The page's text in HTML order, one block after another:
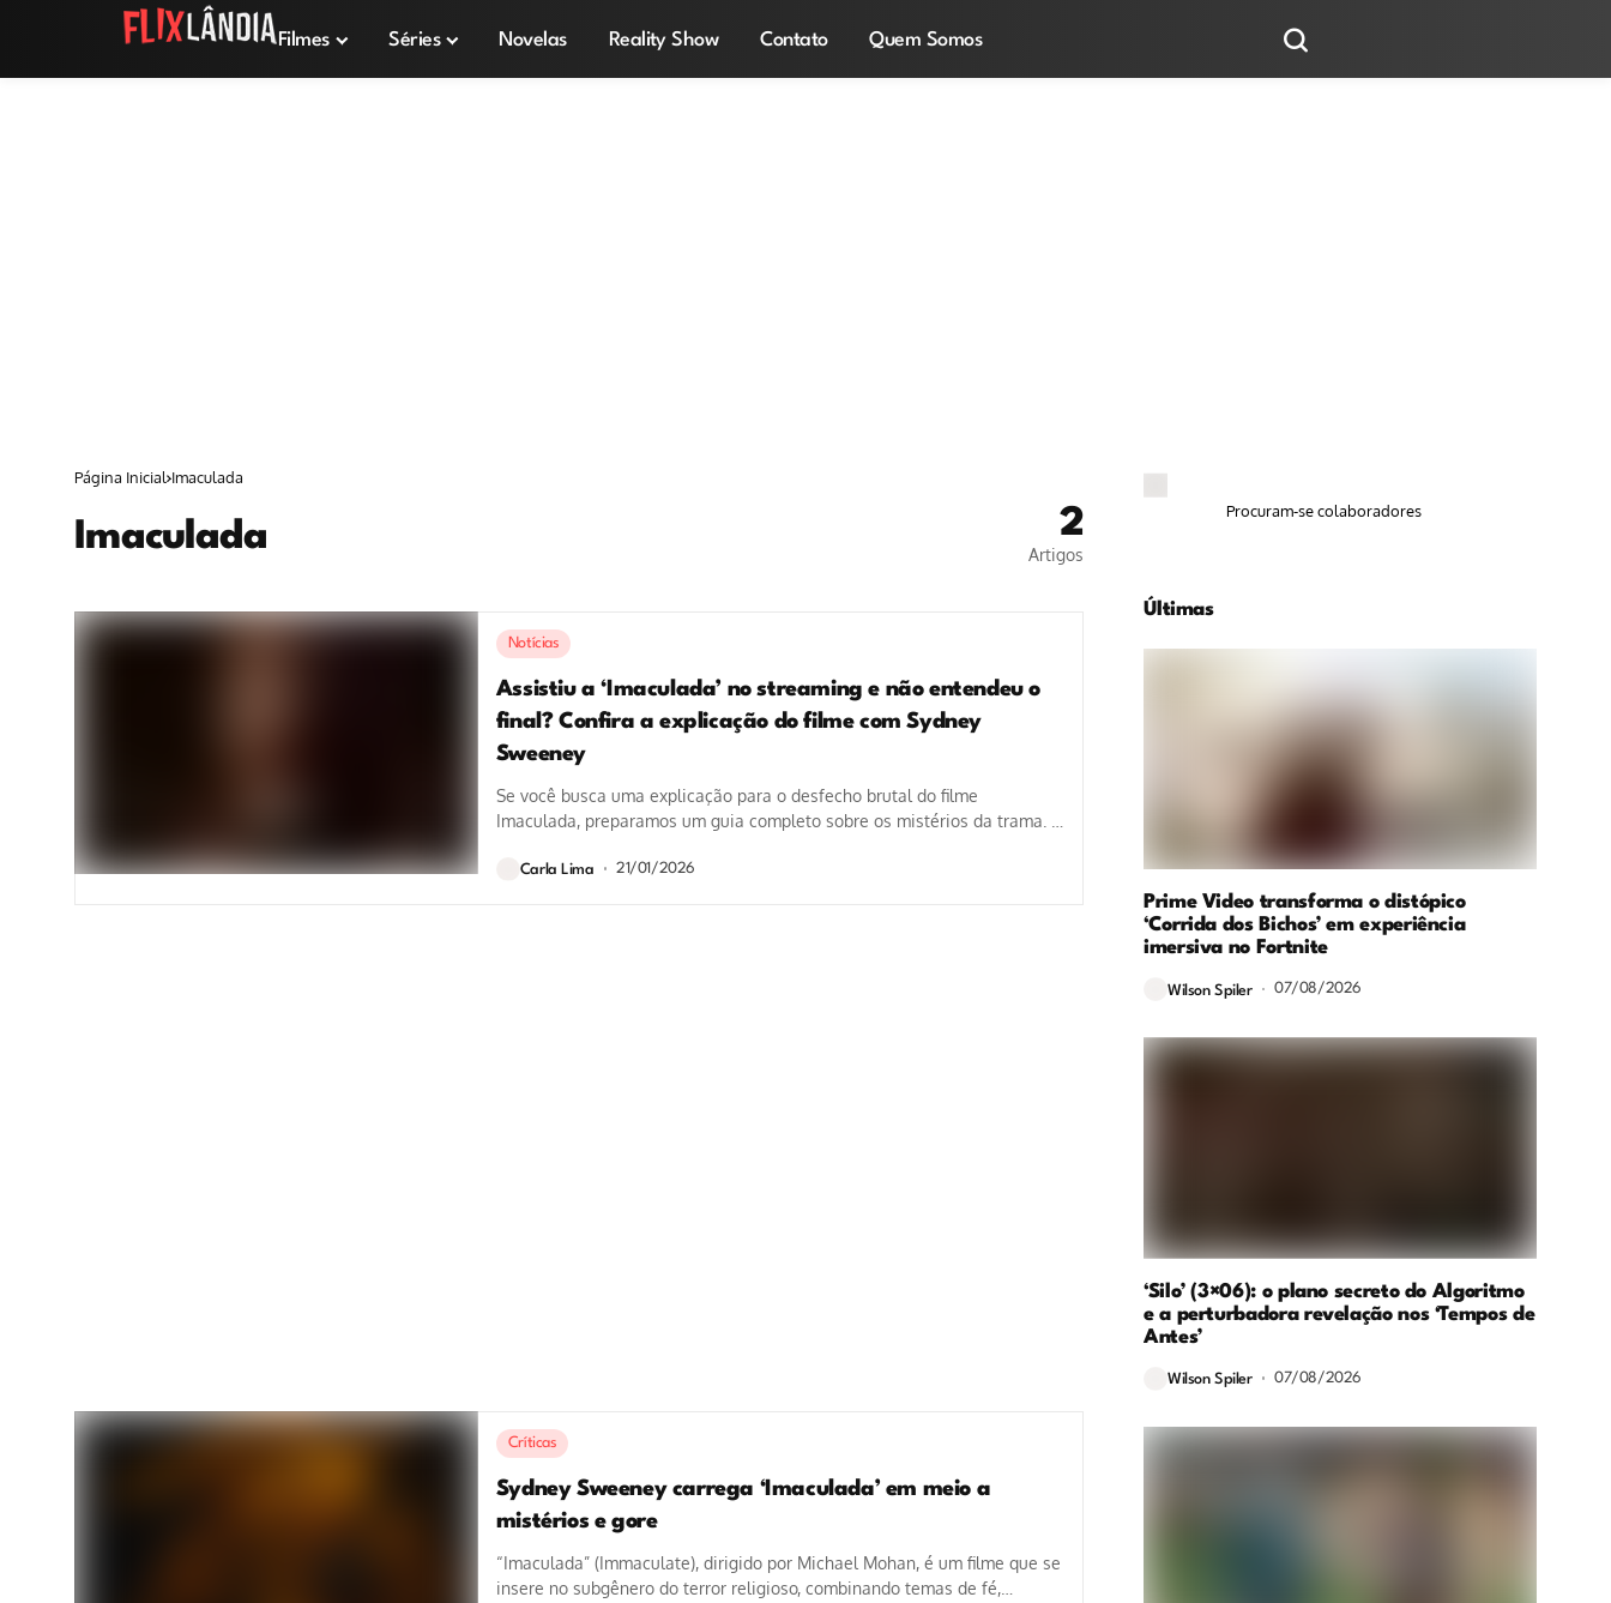
Filmes Séries Novelas Reality Show Contato Quem Somos
Página Inicial Imaculada
Imaculada 2
Artigos
Notícias
Assistiu a ‘Imaculada’ no streaming e não entendeu o
final? Confira a explicação do filme com Sydney
Sweeney
Se você busca uma explicação para o desfecho brutal do filme
Imaculada, preparamos um guia completo sobre os mistérios da trama. A
Carla Lima 21/01/2026
Críticas
Sydney Sweeney carrega ‘Imaculada’ em meio a
mistérios e gore
“Imaculada” (Immaculate), dirigido por Michael Mohan, é um filme que se
insere no subgênero do terror religioso, combinando temas de fé,
Procuram-se colaboradores
Últimas
Prime Video transforma o distópico
‘Corrida dos Bichos’ em experiência
imersiva no Fortnite
Wilson Spiler 07/08/2026
‘Silo’ (3×06): o plano secreto do Algoritmo
e a perturbadora revelação nos ‘Tempos de
Antes’
Wilson Spiler 07/08/2026